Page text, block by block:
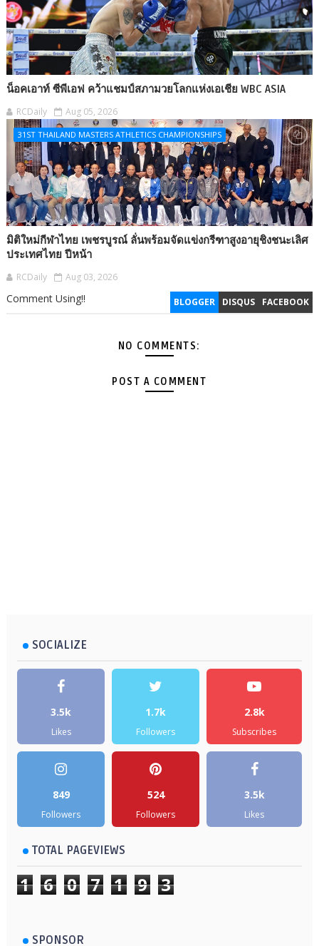
น็อคเอาท์ ซีพีเอฟ คว้าแชมป์สภามวยโลกแห่งเอเชีย WBC ASIA
RCDaily Aug 05, 2026
31ST THAILAND MASTERS ATHLETICS CHAMPIONSHIPS
มิติใหม่กีฬาไทย เพชรบูรณ์ ลั่นพร้อมจัดแข่งกรีฑาสูงอายุชิงชนะเลิศ
ประเทศไทย ปีหน้า
RCDaily Aug 03, 2026
BLOGGER DISQUS FACEBOOK
Comment Using!!
NO COMMENTS:
POST A COMMENT
SOCIALIZE
3.5k
Likes
1.7k
Followers
2.8k
Subscribes
849
Followers
524
Followers
3.5k
Likes
TOTAL PAGEVIEWS
1 6 0 7 1 9 3
SPONSOR